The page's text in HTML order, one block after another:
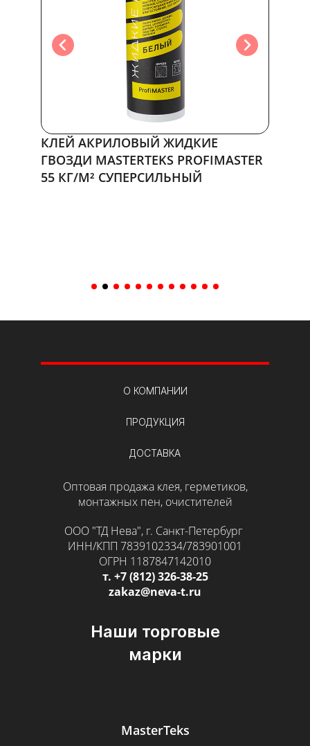
КЛЕЙ АКРИЛОВЫЙ ЖИДКИЕ
ГВОЗДИ MASTERTEKS PROFIMASTER
55 КГ/М² СУПЕРСИЛЬНЫЙ
О КОМПАНИИ
ПРОДУКЦИЯ
ДОСТАВКА
Оптовая продажа клея, герметиков,
монтажных пен, очистителей
ООО "ТД Нева", г. Санкт-Петербург
ИНН/КПП 7839102334/783901001
ОГРН 1187847142010
т. +7 (812) 326-38-25
zakaz@neva-t.ru
Наши торговые
марки
MasterTeks